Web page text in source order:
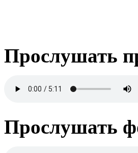
Прослушать
Прослушать